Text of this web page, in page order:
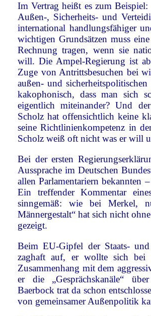
Im Vertrag heißt es zum Beispiel:
Außen-, Sicherheits- und
international handlungsfähiger
wichtigen Grundsätzen muss
Rechnung tragen, wenn sie
will. Die Ampel-Regierung ist
Zuge von Antrittsbesuchen bei
außen- und
kakophonisch, dass man sich
eigentlich miteinander? Und
Scholz hat offensichtlich keine
seine Richtlinienkompetenz in
Scholz weiß oft nicht was er will
Bei der ersten
Aussprache im Deutschen
allen Parlamentariern bekannten
Ein treffender Kommentar
sinngemäß: wie bei Merkel,
Männergestalt“ hat sich nicht
gezeigt.
Beim EU-Gipfel der Staats-
zaghaft auf, er wollte sich bei
Zusammenhang mit dem
er die „Gesprächskanäle“
Baerbock trat da schon
von gemeinsamer Außenpolitik